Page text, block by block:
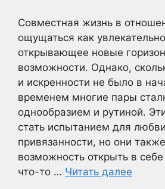
Совместная жизнь в
ощущаться как
открывающее новые
возможности. Однако,
и искренности не было в
временем многие пары
однообразием и рутиной.
стать испытанием для
привязанности, но они
возможность открыть в
что-то … Читать далее